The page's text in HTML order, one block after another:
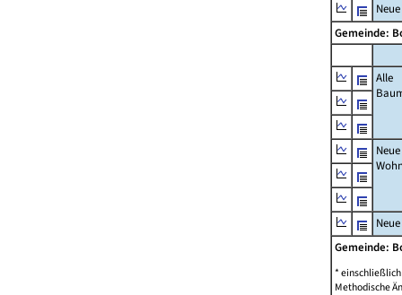
Gemeinde:
Alle
Neue
Gemeinde:
*
Methodische